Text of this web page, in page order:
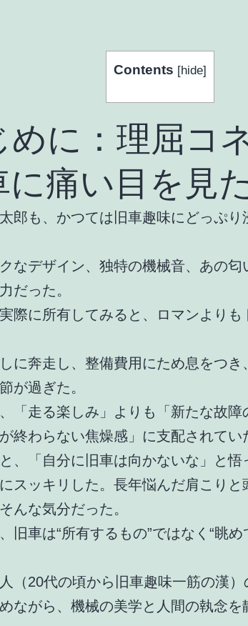
Contents [hide]
めに：理屈コ
に痛い目を見た
郎も、かつては旧車趣味にどっぷり
なデザイン、独特の機械音、あの
だった。
際に所有してみると、ロマンよりも
に奔走し、整備費用にため息をつき
が過ぎた。
「走る楽しみ」よりも「新たな故障
終わらない焦燥感」に支配されてい
、「自分に旧車は向かないな」と悟
スッキリした。長年悩んだ肩こりと
んな気分だった。
旧車は“所有するもの”ではなく“眺
（20代の頃から旧車趣味一筋の漢
ながら、機械の美学と人間の執念を